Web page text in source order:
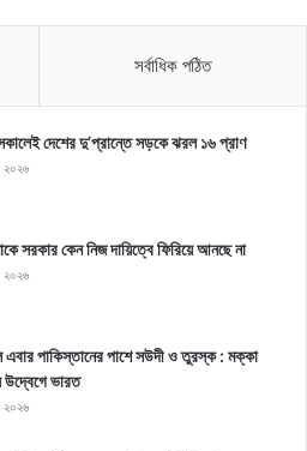
সর্বাধিক পঠিত
দেশের দু’প্রান্তে সড়কে ঝরল ১৬ প্রাণ
সরকার কেন নিজ দায়িত্বে ফিরিয়ে আনছে না
এবার পাকিস্তানের পাশে সউদী ও তুরস্ক : মক্কা
উদ্বেগে ভারত